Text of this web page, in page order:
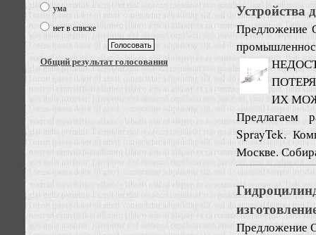
ума
нет в списке
Общий результат голосования
Устройства
Предложение
ИХ
Предлагаем
SprayTek.
Москве.
Предложение